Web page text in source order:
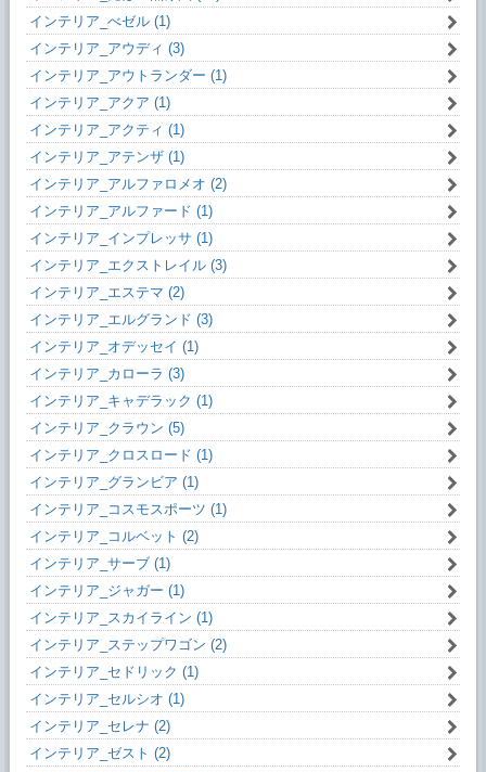
インテリア_べゼル (1)
インテリア_アウディ (3)
インテリア_アウトランダー (1)
インテリア_アクア (1)
インテリア_アクティ (1)
インテリア_アテンザ (1)
インテリア_アルファロメオ (2)
インテリア_アルファード (1)
インテリア_インプレッサ (1)
インテリア_エクストレイル (3)
インテリア_エステマ (2)
インテリア_エルグランド (3)
インテリア_オデッセイ (1)
インテリア_カローラ (3)
インテリア_キャデラック (1)
インテリア_クラウン (5)
インテリア_クロスロード (1)
インテリア_グランビア (1)
インテリア_コスモスポーツ (1)
インテリア_コルベット (2)
インテリア_サーブ (1)
インテリア_ジャガー (1)
インテリア_スカイライン (1)
インテリア_ステップワゴン (2)
インテリア_セドリック (1)
インテリア_セルシオ (1)
インテリア_セレナ (2)
インテリア_ゼスト (2)